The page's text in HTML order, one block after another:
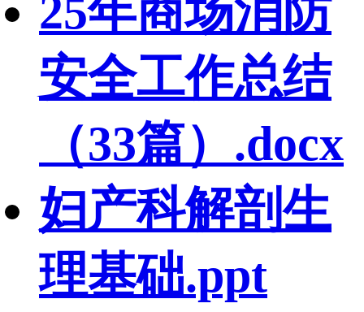
25年商场消防
安全工作总结
（33篇）.docx
妇产科解剖生
理基础.ppt